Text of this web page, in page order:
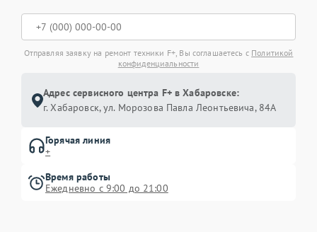
Отправляя заявку на ремонт техники F+, Вы соглашаетесь с Политикой
конфиденциальности
Адрес сервисного центра F+ в Хабаровске:
г. Хабаровск, ул. Морозова Павла Леонтьевича, 84А
Горячая линия
+
Время работы
Ежедневно с 9:00 до 21:00